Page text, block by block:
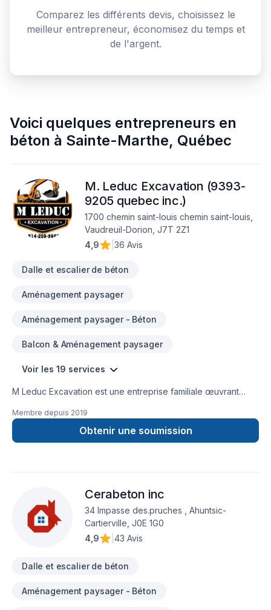
Comparez les différents devis, choisissez le
meilleur entrepreneur, économisez du temps et
de l'argent.
Voici quelques entrepreneurs en
béton à Sainte-Marthe, Québec
M. Leduc Excavation (9393-
9205 quebec inc.)
1700 chemin saint-louis chemin saint-louis,
Vaudreuil-Dorion, J7T 2Z1
4,9
36 Avis
Dalle et escalier de béton
Aménagement paysager
Aménagement paysager - Béton
Balcon & Aménagement paysager
Voir les 19 services
M Leduc Excavation est une entreprise familiale œuvrant
services reliés à l'excavation, tel que dalle de béton,
drainage de terrain, pose de margelles et excavation de tous
genre. Nous nous spécialisons dans la pose de drains
nous pour toutes questions ou demande de soumission!Merci
de votre confiance!License RBQ et assurance complète
Membre depuis 2019
Obtenir une soumission
Cerabeton inc
34 Impasse des.pruches , Ahuntsic-
Cartierville, J0E 1G0
4,9
43 Avis
Dalle et escalier de béton
Aménagement paysager - Béton